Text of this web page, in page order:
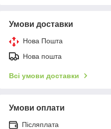
Умови доставки
Нова Пошта
Нова пошта
Всі умови доставки
Умови оплати
Післяплата